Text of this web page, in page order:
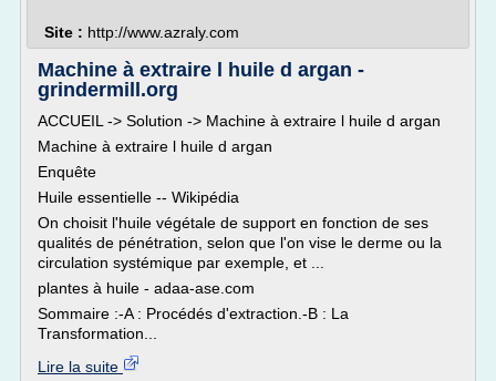
Site : http://www.azraly.com
Machine à extraire l huile d argan -
grindermill.org
ACCUEIL -> Solution -> Machine à extraire l huile d argan
Machine à extraire l huile d argan
Enquête
Huile essentielle -- Wikipédia
On choisit l'huile végétale de support en fonction de ses
qualités de pénétration, selon que l'on vise le derme ou la
circulation systémique par exemple, et ...
plantes à huile - adaa-ase.com
Sommaire :-A : Procédés d'extraction.-B : La
Transformation...
Lire la suite